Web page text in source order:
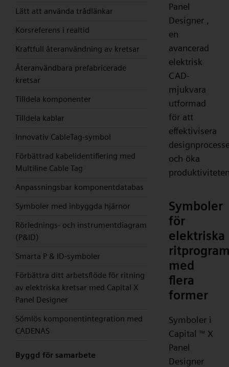
Lätt att använda trådlänkar
Korsreferens i realtid
Kraftfull återanvändning av kretsar
Återanvändbara prefabricerade
kretsar
Tilldela komponenter
Tilldela kablar
Innovativ CableTag-symbol
Förbättrad kabelidentifiering med
Multiline Cable Tag
Anpassningsbar komponentdatabas
Symboler med inbyggda hjärnor
Rörlednings- och instrumentdiagram
(P&ID)
Smarta P & ID-symboler
Förbättra ditt arbetsflöde för ritning
av elektriska kretsar med Capital X
Panel Designer
Sömlös komponentintegration med
CADENAS
Byggd för samarbete
Panel
Designer ,
en
avancerad
elektrisk
CAD-
mjukvara
utformad
för att
effektivisera
och öka
Symboler
för
elektriska
med
flera
former
Symboler i
Capital ™ X
Panel
Designer